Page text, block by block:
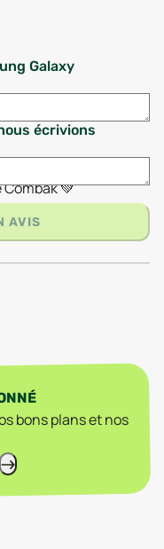
Galaxy
écrivions
💚
AVIS
bons plans et nos